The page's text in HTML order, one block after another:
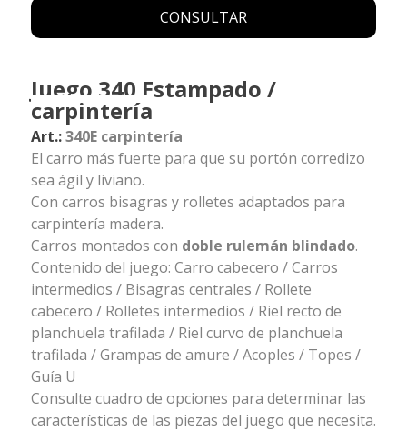
CONSULTAR
Juego 340 Estampado /
carpintería
Art.:340E carpintería
El carro más fuerte para que su portón corredizo
sea ágil y liviano.
Con carros bisagras y rolletes adaptados para
carpintería madera.
Carros montados con doble rulemán blindado.
Contenido del juego: Carro cabecero / Carros
intermedios / Bisagras centrales / Rollete
cabecero / Rolletes intermedios / Riel recto de
planchuela trafilada / Riel curvo de planchuela
trafilada / Grampas de amure / Acoples / Topes /
Guía U
Consulte cuadro de opciones para determinar las
características de las piezas del juego que necesita.